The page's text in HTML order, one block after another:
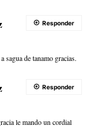
sagua de tanamo gracias.
Responder
le mando un cordial
Responder